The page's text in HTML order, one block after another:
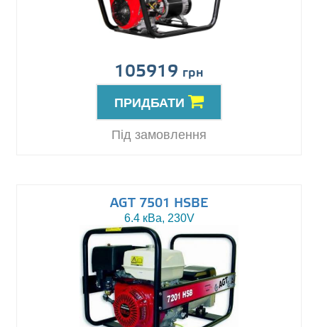
105919 грн
ПРИДБАТИ
Під замовлення
AGT 7501 HSBE
6.4 кВа, 230V